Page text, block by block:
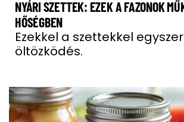
NYÁRI SZETTEK: EZEK A FAZONOK
HŐSÉGBEN
Ezekkel a szettekkel
öltözködés.